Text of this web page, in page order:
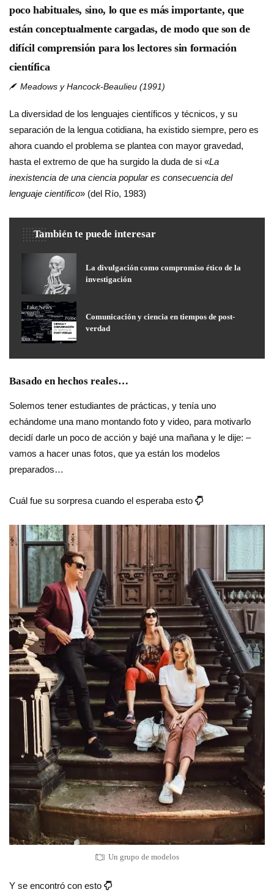
poco habituales, si­no, lo que es más importante, que
están conceptualmente cargadas, de modo que son de
difícil comprensión para los lectores sin formación
científica
Meadows y Hancock-Beaulieu (1991)
La diversidad de los lenguajes cientí­ficos y técnicos, y su
separación de la lengua cotidiana, ha existido siempre, pero es
ahora cuando el problema se plantea con mayor gravedad,
hasta el extremo de que ha surgido la duda de si «La
inexistencia de una ciencia popular es consecuencia del
lenguaje científico» (del Río, 1983)
También te puede interesar
La divulgación como compromiso ético de la
investigación
Comunicación y ciencia en tiempos de post-
verdad
Basado en hechos reales…
Solemos tener estudiantes de prácticas, y tenía uno
echándome una mano montando foto y video, para motivarlo
decidí darle un poco de acción y bajé una mañana y le dije: –
vamos a hacer unas fotos, que ya están los modelos
preparados…
Cuál fue su sorpresa cuando el esperaba esto
Un grupo de modelos
Y se encontró con esto